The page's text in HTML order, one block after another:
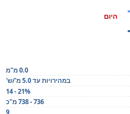
היום
0.0 מ"מ
במהירויות עד 5.0 מ'/ש'
14 - 21%
736 - 738 מ"כ
9